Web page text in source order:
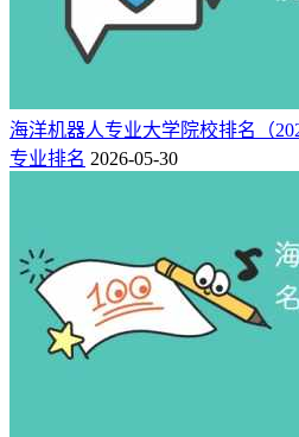
海洋机器人专业大学院校排名（
专业排名 2026-05-30